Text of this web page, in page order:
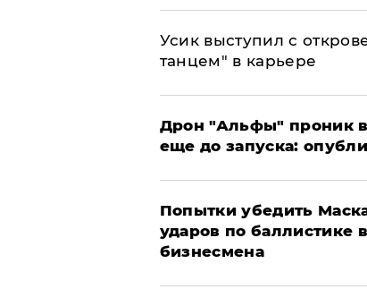
Усик выступил с
танцем" в карьере
Дрон "Альфы" проник
еще до запуска:
Попытки убедить
ударов по баллистике
бизнесмена